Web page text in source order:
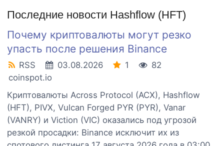
Последние новости Hashflow (HFT)
Почему криптовалюты могут резко
упасть после решения Binance
RSS 03.08.2026 1
82
coinspot.io
Криптовалюты Across Protocol (ACX), Hashflow
(HFT), PIVX, Vulcan Forged PYR (PYR), Vanar
(VANRY) и Viction (VIC) оказались под угрозой
резкой просадки: Binance исключит их из